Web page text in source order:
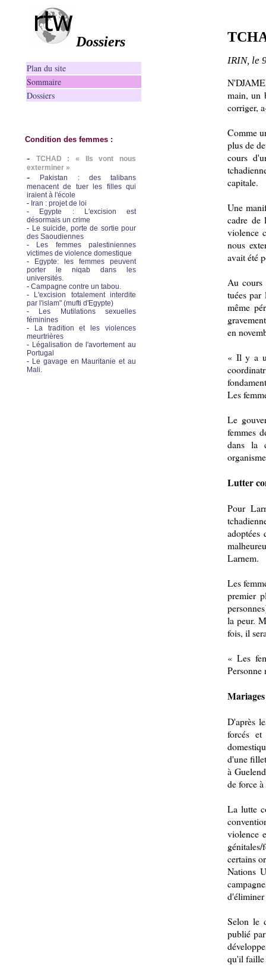
Dossiers
Plan du site
Sommaire
Dossiers
Condition des femmes :
-
TCHAD : « Ils vont nous
exterminer »
-
Pakistan : des talibans
menacent de tuer les filles qui
iraient à l'école
- Iran : projet de loi
-
Egypte : L'excision est
désormais un crime
- Le suicide, porte de sortie pour
des Saoudiennes
-
Les femmes palestiniennes
victimes de violence domestique
-
Egypte: les femmes peuvent
porter le niqab dans les
universités.
- Campagne contre un tabou.
-
L'excision totalement interdite
par l'islam" (mufti d'Egypte)
-
Les Mutilations sexuelles
féminines
-
La tradition et les violences
meurtrières
- Légalisation de l'avortement au
Portugal
- Le gavage en Mauritanie et au
Mali.
IRIN, le
main, un
corriger,
Comme
plus de
cours
capitale.
Une
cadre de
violence
nous
avait été
Au cours
tuées par
même
en
« Il y a
Les
Le
femmes
dans la
Lutter
Pour
adoptées
Larnem.
Les
premier
la peur.
fois, il
« Les
Personne
D'après
forcés
d'une
à
de force
La lutte
violence
certains
Nations
d'éliminer
Selon le
publié
qu'il faille